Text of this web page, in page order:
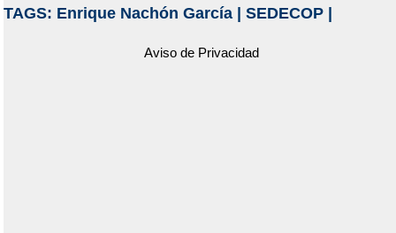
TAGS: Enrique Nachón García| SEDECOP|
Aviso de Privacidad